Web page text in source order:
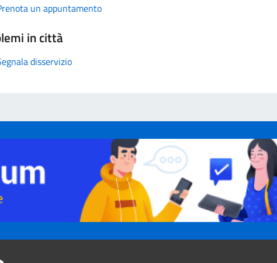
un appuntamento
in città
disservizio